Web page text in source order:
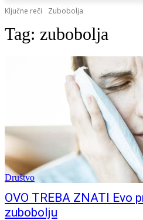
Ključne reči Zubobolja
Tag: zubobolja
Društvo
OVO TREBA ZNATI Evo
zubobolju